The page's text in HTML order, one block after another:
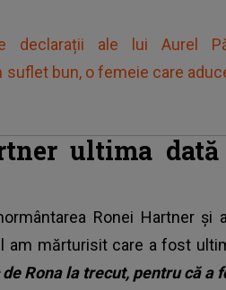
declarații ale lui Aurel
bun, o femeie care
ultima
Ronei Hartner și
am mărturisit care a fost
Rona la trecut, pentru că a